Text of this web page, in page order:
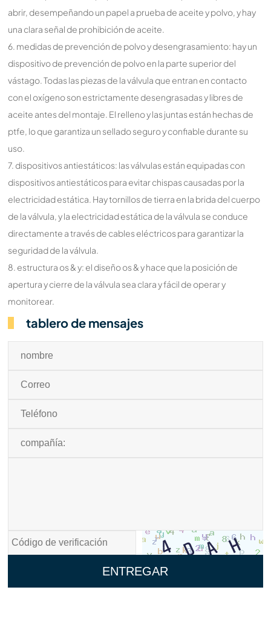
abrir, desempeñando un papel a prueba de aceite y polvo, y hay
una clara señal de prohibición de aceite.
6. medidas de prevención de polvo y desengrasamiento: hay un
dispositivo de prevención de polvo en la parte superior del
vástago. Todas las piezas de la válvula que entran en contacto
con el oxígeno son estrictamente desengrasadas y libres de
aceite antes del montaje. El relleno y las juntas están hechas de
ptfe, lo que garantiza un sellado seguro y confiable durante su
uso.
7. dispositivos antiestáticos: las válvulas están equipadas con
dispositivos antiestáticos para evitar chispas causadas por la
electricidad estática. Hay tornillos de tierra en la brida del cuerpo
de la válvula, y la electricidad estática de la válvula se conduce
directamente a través de cables eléctricos para garantizar la
seguridad de la válvula.
8. estructura os & y: el diseño os & y hace que la posición de
apertura y cierre de la válvula sea clara y fácil de operar y
monitorear.
tablero de mensajes
ENTREGAR